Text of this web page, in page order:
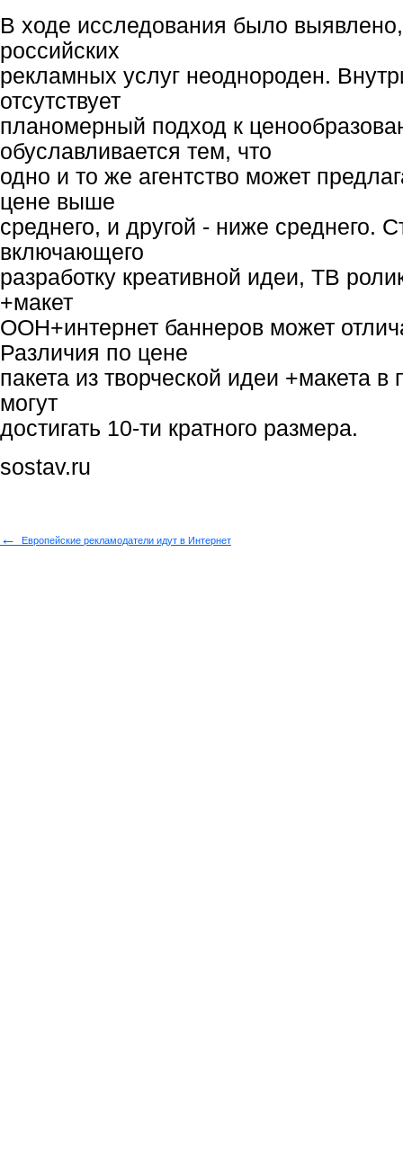
В ходе исследования было
российских
рекламных услуг неоднороден.
отсутствует
планомерный подход к
обуславливается тем, что
одно и то же агентство может
цене выше
среднего, и другой - ниже среднего.
включающего
разработку креативной идеи, ТВ
+макет
OOH+интернет баннеров может
Различия по цене
пакета из творческой идеи +макета
могут
достигать 10-ти кратного размера.
sostav.ru
← Европейские рекламодатели идут в Интернет